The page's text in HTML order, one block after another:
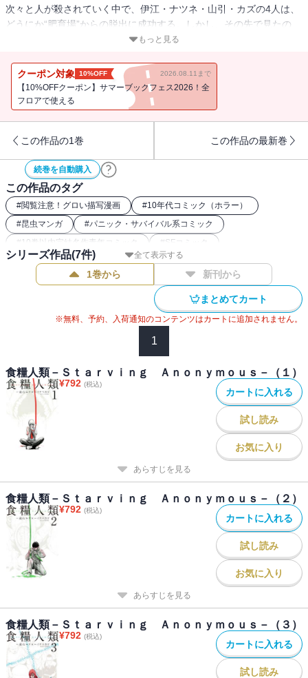
次々と人が殺されていく中で、伊江・ナツネ・山引・カズの4人は、
どうにか“肥育場”からの脱出に成功する。しかし、その先で見たの
は、「生殖種」として子供を産まされ続ける女たちと、興奮剤を打
で繰り広げられる“食物連鎖”パニック、第2巻！
もっと見る
クーポン対象 10%OFF 2026.08.11まで
【10%OFFクーポン】サマーブックフェス2026！全
フロアで使える
この作品の1巻 この作品の最新巻
続巻を自動購入
この作品のタグ
#閲覧注意！グロい描写漫画 #10年代コミック（ホラー）
#昆虫マンガ #パニック・サバイバル系コミック
# 10巻以内完結名作青年コミック #SFコミック
#名作サスペンス漫画 #昆虫パニック漫画
全て表示する
シリーズ作品(7件)
1巻から 新刊から
まとめてカート
※無料、予約、入荷通知のコンテンツはカートに追加されません。
1
食糧人類－Ｓｔａｒｖｉｎｇ Ａｎｏｎｙｍｏｕｓ－（１）
¥792 (税込)
カートに入れる
試し読み
お気に入り
あらすじを見る
食糧人類－Ｓｔａｒｖｉｎｇ Ａｎｏｎｙｍｏｕｓ－（２）
¥792 (税込)
カートに入れる
試し読み
お気に入り
あらすじを見る
食糧人類－Ｓｔａｒｖｉｎｇ Ａｎｏｎｙｍｏｕｓ－（３）
¥792 (税込)
カートに入れる
試し読み